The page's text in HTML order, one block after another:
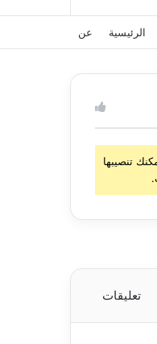
الرئيسية عن
تنصيبها
تعليقات